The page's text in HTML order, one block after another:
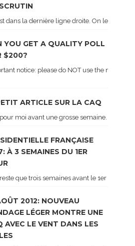
dans la dernière ligne droite. On le sait
YOU GET A QUALITY POLL
$200?
notice: please do NOT use the
ARTICLE SUR LA CAQ
moi avant une grosse semaine. Voici
FRANÇAISE
À 3 SEMAINES DU 1ER
que trois semaines avant le 1er tour de
2012: NOUVEAU
LÉGER MONTRE UNE
AVEC LE VENT DANS LES